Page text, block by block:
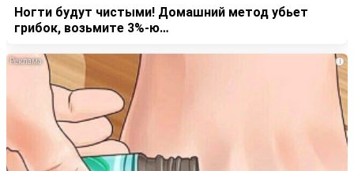
Ногти будут чистыми! Домашний метод убьет
грибок, возьмите 3%-ю…
i